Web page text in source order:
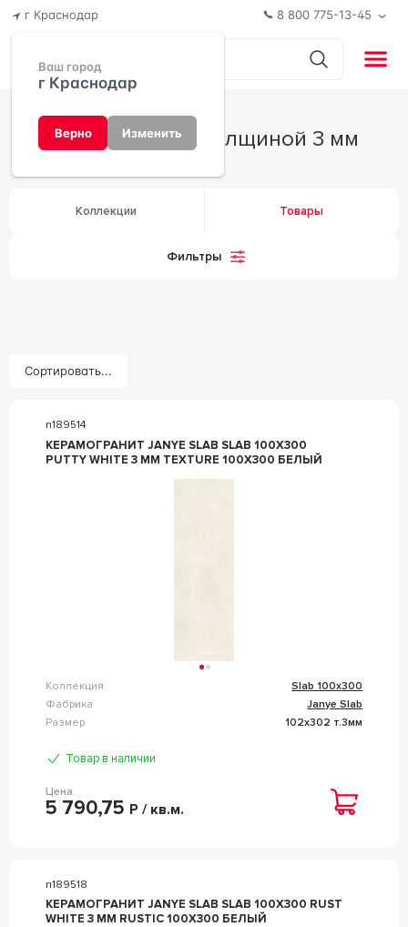
г Краснодар
Ваш город
г Краснодар
Верно Изменить
8 800 775-13-45
Керамогранит толщиной 3 мм
Коллекции Товары
Фильтры
Сортировать...
n189514
КЕРАМОГРАНИТ JANYE SLAB SLAB 100X300
PUTTY WHITE 3 MM TEXTURE 100X300 БЕЛЫЙ
Коллекция
Slab 100x300
Фабрика
Janye Slab
Размер
102x302 т.3мм
Товар в наличии
Цена
5 790,75 Р / кв.м.
n189518
КЕРАМОГРАНИТ JANYE SLAB SLAB 100X300 RUST
WHITE 3 MM RUSTIC 100X300 БЕЛЫЙ